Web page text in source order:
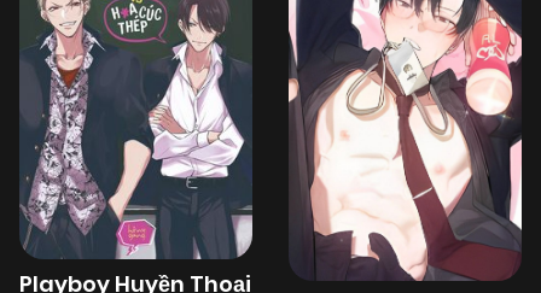
Playboy Huyền Thoại